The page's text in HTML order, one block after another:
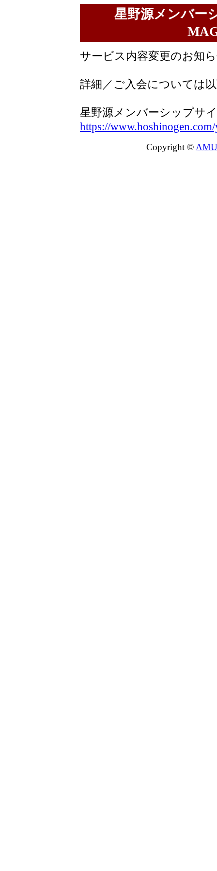
星野源メンバー
サービス内容変更のお知
詳細／ご入会については
星野源メンバーシップサ
https://
Copyright ©